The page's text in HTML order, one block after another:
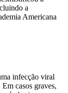
a
Americana
infecção viral
casos graves,